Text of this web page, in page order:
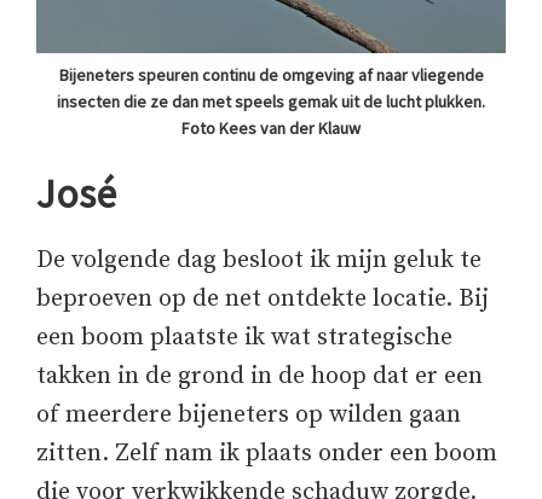
Bijeneters speuren continu de omgeving af naar vliegende
insecten die ze dan met speels gemak uit de lucht plukken.
Foto Kees van der Klauw
José
De volgende dag besloot ik mijn geluk te
beproeven op de net ontdekte locatie. Bij
een boom plaatste ik wat strategische
takken in de grond in de hoop dat er een
of meerdere bijeneters op wilden gaan
zitten. Zelf nam ik plaats onder een boom
die voor verkwikkende schaduw zorgde.